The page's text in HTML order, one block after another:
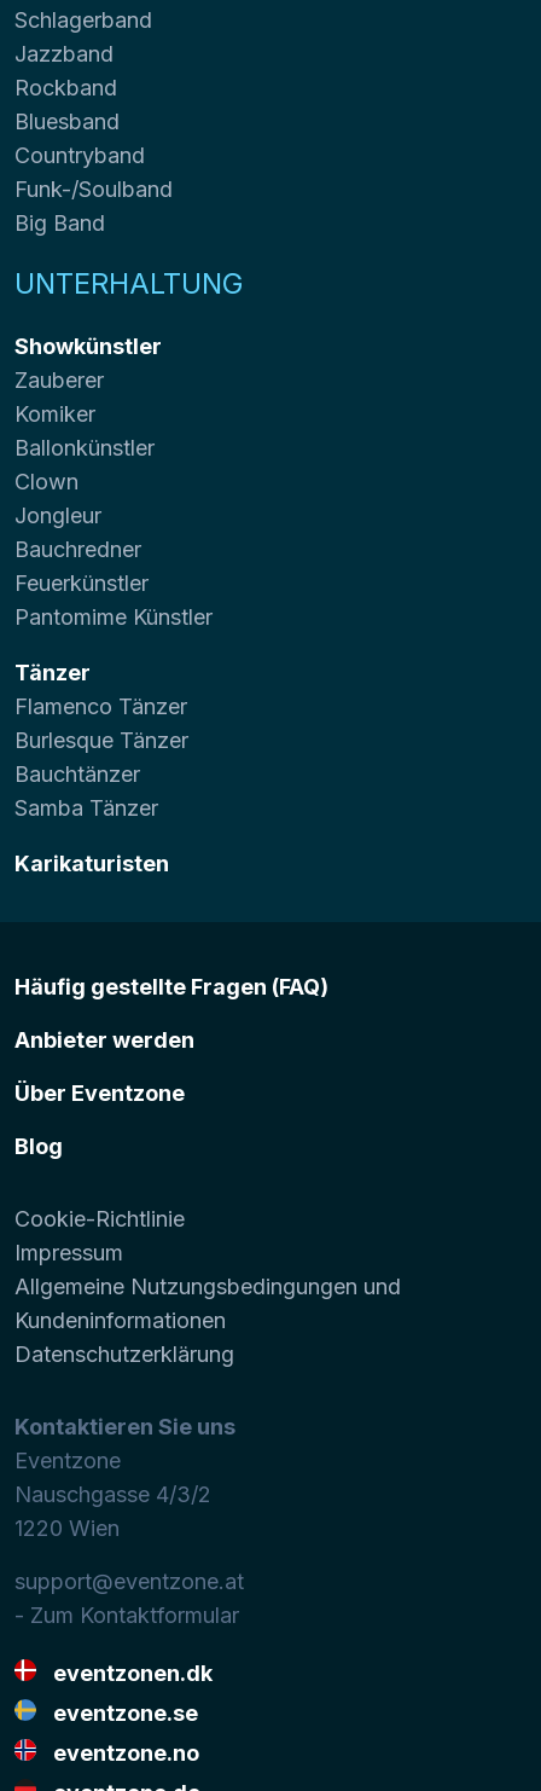
Schlagerband
Jazzband
Rockband
Bluesband
Countryband
Funk-/Soulband
Big Band
UNTERHALTUNG
Showkünstler
Zauberer
Komiker
Ballonkünstler
Clown
Jongleur
Bauchredner
Feuerkünstler
Pantomime Künstler
Tänzer
Flamenco Tänzer
Burlesque Tänzer
Bauchtänzer
Samba Tänzer
Karikaturisten
Häufig gestellte Fragen (FAQ)
Anbieter werden
Über Eventzone
Blog
Cookie-Richtlinie
Impressum
Allgemeine Nutzungsbedingungen und
Kundeninformationen
Datenschutzerklärung
Kontaktieren Sie uns
Eventzone
Nauschgasse 4/3/2
1220 Wien
support@eventzone.at
- Zum Kontaktformular
eventzonen.dk
eventzone.se
eventzone.no